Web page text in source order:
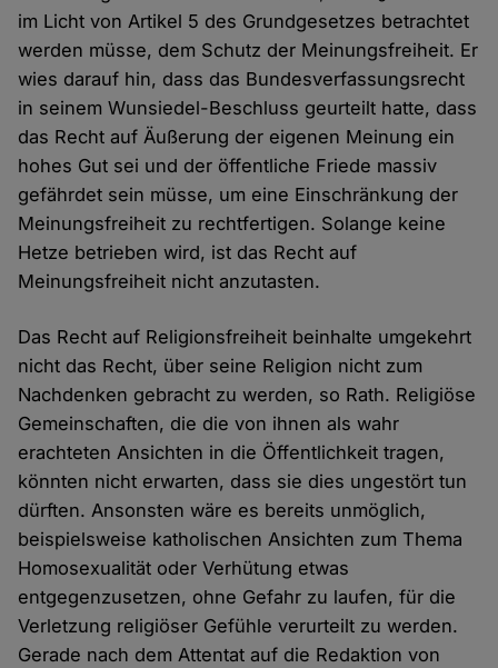
im Licht von Artikel 5 des Grundgesetzes betrachtet
werden müsse, dem Schutz der Meinungsfreiheit. Er
wies darauf hin, dass das Bundesverfassungsrecht
in seinem Wunsiedel-Beschluss geurteilt hatte, dass
das Recht auf Äußerung der eigenen Meinung ein
hohes Gut sei und der öffentliche Friede massiv
gefährdet sein müsse, um eine Einschränkung der
Meinungsfreiheit zu rechtfertigen. Solange keine
Hetze betrieben wird, ist das Recht auf
Meinungsfreiheit nicht anzutasten.
Das Recht auf Religionsfreiheit beinhalte umgekehrt
nicht das Recht, über seine Religion nicht zum
Nachdenken gebracht zu werden, so Rath. Religiöse
Gemeinschaften, die die von ihnen als wahr
erachteten Ansichten in die Öffentlichkeit tragen,
könnten nicht erwarten, dass sie dies ungestört tun
dürften. Ansonsten wäre es bereits unmöglich,
beispielsweise katholischen Ansichten zum Thema
Homosexualität oder Verhütung etwas
entgegenzusetzen, ohne Gefahr zu laufen, für die
Verletzung religiöser Gefühle verurteilt zu werden.
Gerade nach dem Attentat auf die Redaktion von